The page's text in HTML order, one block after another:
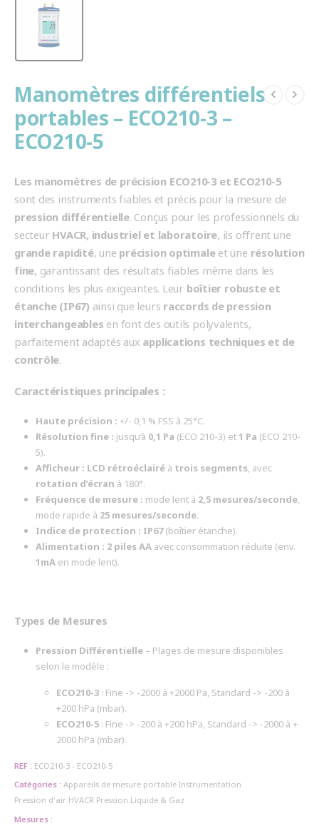
Manomètres différentiels
portables – ECO210-3 –
ECO210-5
Les manomètres de précision ECO210-3 et ECO210-5
sont des instruments fiables et précis pour la mesure de
pression différentielle. Conçus pour les professionnels du
secteur HVACR, industriel et laboratoire, ils offrent une
grande rapidité, une précision optimaleet une résolution
fine, garantissant des résultats fiables même dans les
conditions les plus exigeantes. Leur boîtier robuste et
étanche (IP67) ainsi que leurs raccords de pression
interchangeables en font des outils polyvalents,
parfaitement adaptés aux applications techniques et de
contrôle.
Caractéristiques principales :
Haute précision : +/- 0,1 % FSS à 25°C.
Résolution fine : jusqu’à 0,1 Pa (ECO 210-3) et1 Pa (ECO 210-
5).
Afficheur : LCD rétroéclairéà trois segments, avec
rotation d’écran à 180°.
Fréquence de mesure : mode lent à 2,5 mesures/seconde,
mode rapide à 25 mesures/seconde.
Indice de protection : IP67(boîtier étanche).
Alimentation : 2 piles AAavec consommation réduite (env.
1mAen mode lent).
Types de Mesures
Pression Différentielle– Plages de mesure disponibles
selon le modèle :
ECO210-3 : Fine -> -2000 à +2000 Pa, Standard -> -200 à
+200 hPa (mbar).
ECO210-5 : Fine -> -200 à +200 hPa, Standard -> -2000 à +
2000 hPa (mbar).
REF : ECO210-3 - ECO210-5
Catégories : Appareils de mesure portable Instrumentation
Pression d'air HVACR Pression Liquide & Gaz
Mesures :